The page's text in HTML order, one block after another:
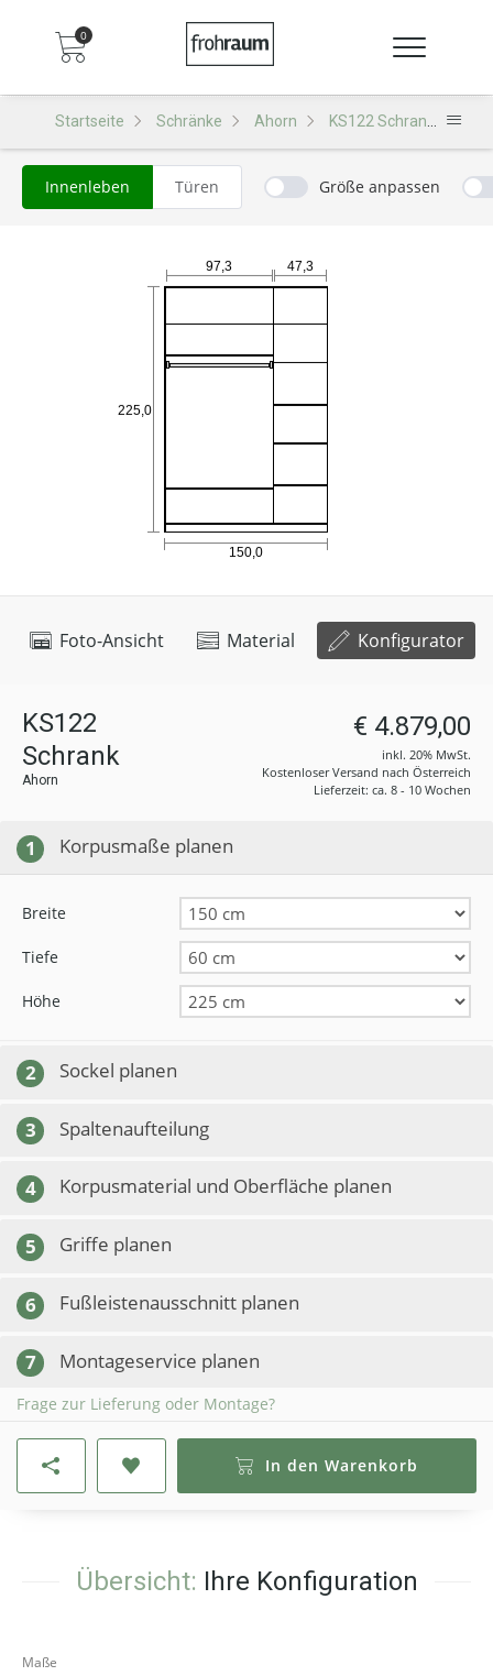
0
Startseite Schränke Ahorn KS122 Schrank
Foto-Ansicht Material Konfigurator
Innenleben Türen Größe anpassen
KS122
Schrank
Ahorn
€ 4.879,00
inkl. 20% MwSt.
Kostenloser Versand nach Österreich
Lieferzeit: ca. 8 - 10 Wochen
1 Korpusmaße planen
Breite
Tiefe
Höhe
2 Sockel planen
3 Spaltenaufteilung
4 Korpusmaterial und Oberfläche planen
5 Griffe planen
6 Fußleistenausschnitt planen
7 Montageservice planen
Frage zur Lieferung oder Montage?
In den Warenkorb
Übersicht: Ihre Konfiguration
Maße